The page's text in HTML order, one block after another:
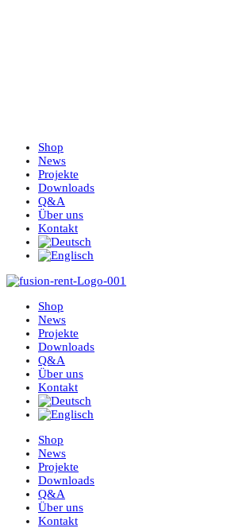
Shop
News
Projekte
Downloads
Q&A
Über uns
Kontakt
Shop
News
Projekte
Downloads
Q&A
Über uns
Kontakt
Shop
News
Projekte
Downloads
Q&A
Über uns
Kontakt